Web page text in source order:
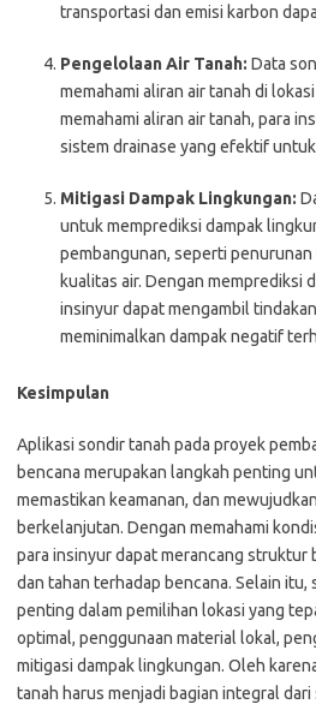
transportasi dan emisi karbon
Pengelolaan Air Tanah: Data
memahami aliran air tanah di
memahami aliran air tanah, para
sistem drainase yang efektif
Mitigasi Dampak Lingkungan:
untuk memprediksi dampak
pembangunan, seperti
kualitas air. Dengan memprediksi
insinyur dapat mengambil
meminimalkan dampak negatif
Kesimpulan
Aplikasi sondir tanah pada proyek
bencana merupakan langkah penting
memastikan keamanan, dan
berkelanjutan. Dengan memahami
para insinyur dapat merancang struktur
dan tahan terhadap bencana. Selain itu,
penting dalam pemilihan lokasi yang
optimal, penggunaan material lokal,
mitigasi dampak lingkungan. Oleh
tanah harus menjadi bagian integral